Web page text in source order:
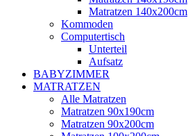
Matratzen 140x200cm
Kommoden
Computertisch
Unterteil
Aufsatz
BABYZIMMER
MATRATZEN
Alle Matratzen
Matratzen 90x190cm
Matratzen 90x200cm